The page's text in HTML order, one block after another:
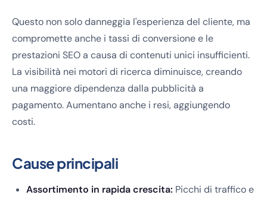
Questo non solo danneggia l'esperienza del cliente, ma
compromette anche i tassi di conversione e le
prestazioni SEO a causa di contenuti unici insufficienti.
La visibilità nei motori di ricerca diminuisce, creando
una maggiore dipendenza dalla pubblicità a
pagamento. Aumentano anche i resi, aggiungendo
costi.
Cause principali
Assortimento in rapida crescita: Picchi di traffico e